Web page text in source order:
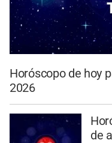
Horóscopo de hoy
2026
de